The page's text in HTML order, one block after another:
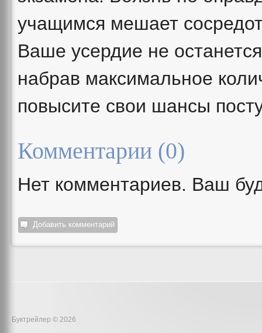
учащимся мешает
Ваше усердие не
набрав максимальное
повысите свои шансы
Комментарии (0)
Нет комментариев. Ваш
Добавить комментарий
Буктрейлер © 2026